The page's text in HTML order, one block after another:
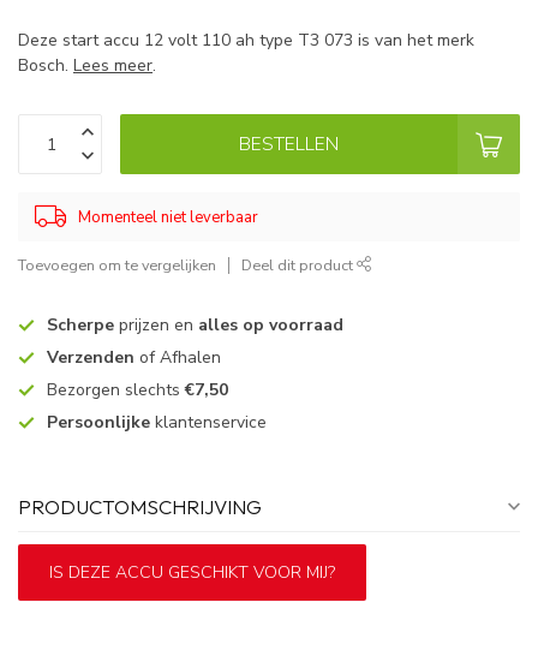
Deze start accu 12 volt 110 ah type T3 073 is van het merk
Bosch. Lees meer.
BESTELLEN
Momenteel niet leverbaar
Toevoegen om te vergelijken Deel dit product
Scherpe prijzen en alles op voorraad
Verzenden of Afhalen
Bezorgen slechts€7,50
Persoonlijke klantenservice
PRODUCTOMSCHRIJVING
IS DEZE ACCU GESCHIKT VOOR MIJ?